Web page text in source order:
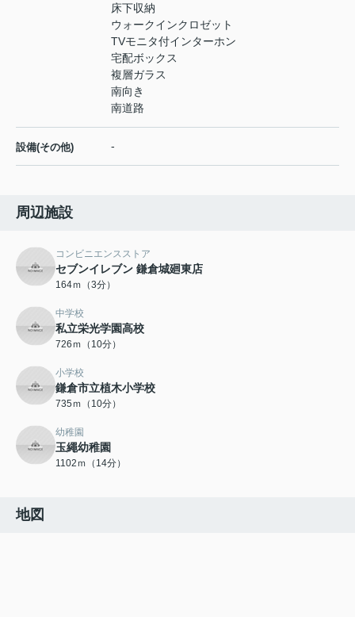
床下収納
ウォークインクロゼット
TVモニタ付インターホン
宅配ボックス
複層ガラス
南向き
南道路
設備(その他) -
周辺施設
コンビニエンスストア
セブンイレブン 鎌倉城廻東店
164ｍ（3分）
中学校
私立栄光学園高校
726ｍ（10分）
小学校
鎌倉市立植木小学校
735ｍ（10分）
幼稚園
玉繩幼稚園
1102ｍ（14分）
地図